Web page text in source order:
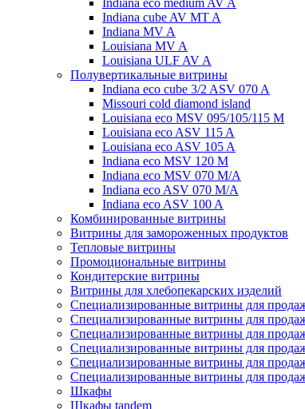
Indiana eco medium AV A
Indiana cube AV MT A
Indiana MV A
Louisiana MV A
Louisiana ULF AV A
Полувертикальные витрины
Indiana eco cube 3/2 ASV 070 A
Missouri cold diamond island
Louisiana eco MSV 095/105/115 M
Louisiana eco ASV 115 A
Louisiana eco ASV 105 A
Indiana eco MSV 120 M
Indiana eco MSV 070 M/A
Indiana eco ASV 070 M/A
Indiana eco ASV 100 A
Комбинированные витрины
Витрины для замороженных продуктов
Тепловые витрины
Промоциональные витрины
Кондитерские витрины
Витрины для хлебопекарских изделий
Специализированные витрины для
Специализированные витрины для
Специализированные витрины для
Специализированные витрины для
Специализированные витрины для
Специализированные витрины для
Шкафы
Шкафы tandem